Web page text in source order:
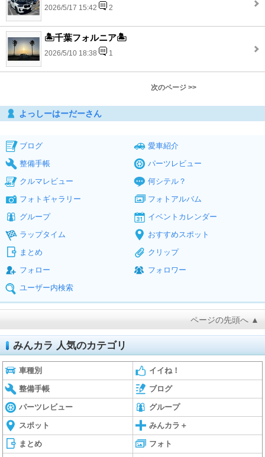
2026/5/17 15:42 2
🏝️千葉フォルニア🏝️
2026/5/10 18:38 1
次のページ >>
よっしーはーだーさん
ブログ
愛車紹介
整備手帳
パーツレビュー
クルマレビュー
何シテル？
フォトギャラリー
フォトアルバム
グループ
イベントカレンダー
ラップタイム
おすすめスポット
まとめ
クリップ
フォロー
フォロワー
ユーザー内検索
ページの先頭へ ▲
みんカラ 人気のカテゴリ
車種別 イイね！
整備手帳 ブログ
パーツレビュー グループ
スポット みんカラ＋
まとめ フォト